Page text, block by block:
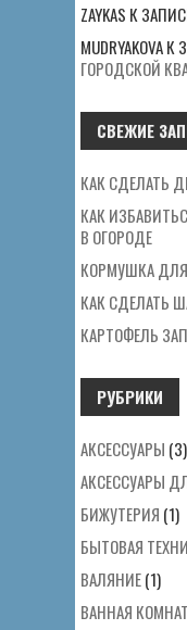
ZAYKAS К
MUDRYAKOVAК
ГОРОДСКОЙ
СВЕЖИЕ
КАК СДЕЛАТЬ
КАК
В ОГОРОДЕ
КОРМУШКА
КАК СДЕЛАТЬ
КАРТОФЕЛЬ
РУБРИКИ
АКСЕССУАРЫ (3)
АКСЕССУАРЫ
БИЖУТЕРИЯ (1)
БЫТОВАЯ
ВАЛЯНИЕ(1)
ВАННАЯ